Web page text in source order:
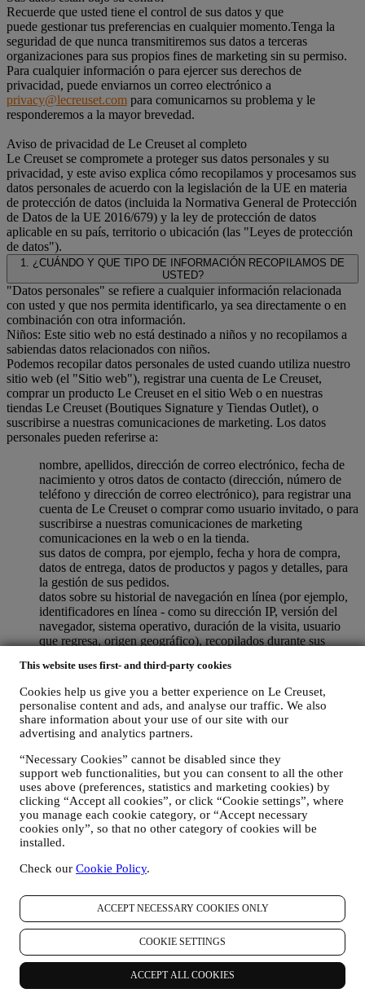
This website uses first- and third-party cookies
Cookies help us give you a better experience on Le Creuset,
personalise content and ads, and analyse our traffic. We also
share information about your use of our site with our
advertising and analytics partners.
“Necessary Cookies” cannot be disabled since they
support web functionalities, but you can consent to all the other
uses above (preferences, statistics and marketing cookies) by
clicking “Accept all cookies”, or click “Cookie settings”, where
you manage each cookie category, or “Accept necessary
cookies only”, so that no other category of cookies will be
installed.
Check our Cookie Policy.
ACCEPT NECESSARY COOKIES ONLY
COOKIE SETTINGS
ACCEPT ALL COOKIES
Recuerde que usted tiene el control de sus datos y que
puede gestionar tus preferencias en cualquier momento.Tenga la
seguridad de que nunca transmitiremos sus datos a terceras
organizaciones para sus propios fines de marketing sin su permiso.
Para cualquier información o para ejercer sus derechos de
privacidad, puede enviarnos un correo electrónico a
privacy@lecreuset.com para comunicarnos su problema y le
responderemos a la mayor brevedad.
Aviso de privacidad de Le Creuset al completo
Le Creuset se compromete a proteger sus datos personales y su
privacidad, y este aviso explica cómo recopilamos y procesamos sus
datos personales de acuerdo con la legislación de la UE en materia
de protección de datos (incluida la Normativa General de Protección
de Datos de la UE 2016/679) y la ley de protección de datos
aplicable en su país, territorio o ubicación (las "Leyes de protección
de datos").
1. ¿CUÁNDO Y QUE TIPO DE INFORMACIÓN RECOPILAMOS DE
USTED?
"Datos personales" se refiere a cualquier información relacionada
con usted y que nos permita identificarlo, ya sea directamente o en
combinación con otra información.
Niños: Este sitio web no está destinado a niños y no recopilamos a
sabiendas datos relacionados con niños.
Podemos recopilar datos personales de usted cuando utiliza nuestro
sitio web (el "Sitio web"), registrar una cuenta de Le Creuset,
comprar un producto Le Creuset en el sitio Web o en nuestras
tiendas Le Creuset (Boutiques Signature y Tiendas Outlet), o
suscribirse a nuestras comunicaciones de marketing. Los datos
personales pueden referirse a:
nombre, apellidos, dirección de correo electrónico, fecha de
nacimiento y otros datos de contacto (dirección, número de
teléfono y dirección de correo electrónico), para registrar una
cuenta de Le Creuset o comprar como usuario invitado, o para
suscribirse a nuestras comunicaciones de marketing
comunicaciones en la web o en la tienda.
sus datos de compra, por ejemplo, fecha y hora de compra,
datos de entrega, datos de productos y pagos y detalles, para
la gestión de sus pedidos.
datos sobre su historial de navegación en línea (por ejemplo,
identificadores en línea - como su dirección IP, versión del
navegador, sistema operativo, duración de la visita, usuario
que regresa, origen geográfico), recopilados durante sus
mediante el uso de registros y/o tecnologías de seguimiento
como "cookies" y otras tecnologías similares (incluidos los
píxeles de seguimiento en los correos electrónicos), para
mejorar nuestros servicios y anuncios, o para nuestro análisis
estadístico - en la mayoría de los casos no podremos
identificarlo a través de esta información técnica. Para obtener
información sobre la recopilación de datos a través de
cookies, consulte nuestra Política de Cookiesaquí ).
sus comentarios, solicitudes, quejas, preguntas o interacciones
con nosotros (por ejemplo, sus mensajes, chats, publicaciones
en redes sociales, correos electrónicos o llamadas telefónicas).
Los datos personales recopilados de usted cuando utiliza el Sitio
muy protegidos y tiene los derechos de privacidad que se explican
2. ¿QUIEN RECOPILA SU INFORMACION?
El responsable del tratamiento de datos de los servicios de comercio
electrónico ofrecidos a través del Sitio Web es Le Creuset SL con
domicilio social en Paseo de Gracia 9, 2º - 08007 – Barcelona.
Si consientes recibir comunicaciones de marketing de nuestra parte,
pasarás a formar parte de la base de datos de consumidores del
grupo Le Creuset, que es gestionada, como corresponsables del